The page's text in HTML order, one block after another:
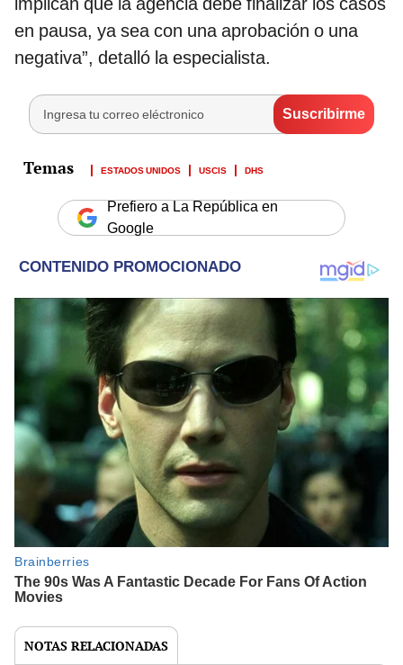
en pausa, ya sea con una aprobación o una
negativa”, detalló la especialista.
ESTADOS UNIDOS USCIS DHS
Prefiero a La República en
Google
NOTAS RELACIONADAS